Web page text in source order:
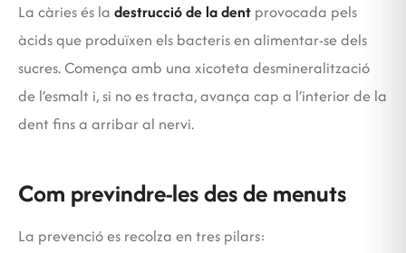
La càries és la destrucció de la dent provocada pels
àcids que produïxen els bacteris en alimentar-se dels
sucres. Comença amb una xicoteta desmineralització
de l’esmalt i, si no es tracta, avança cap a l’interior de la
dent fins a arribar al nervi.
Com previndre-les des de menuts
La prevenció es recolza en tres pilars: